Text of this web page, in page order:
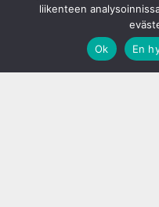
liikenteen
Ok
En